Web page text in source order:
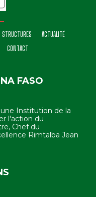
STRUCTURES
ACTUALITÉ
CONTACT
FASO
Institution de la
l'action du
Chef du
Rimtalba Jean